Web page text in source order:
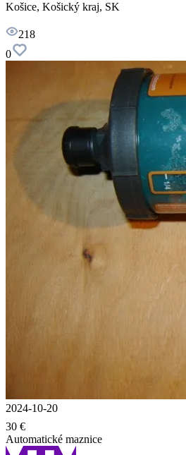
Košice, Košický kraj, SK
218
0
2024-10-20
30 €
Automatické maznice